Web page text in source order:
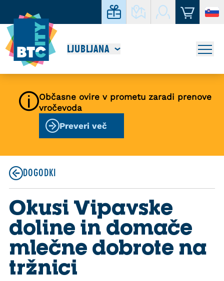
LJUBLJANA
Občasne ovire v prometu zaradi prenove
vročevoda
Preveri več
DOGODKI
Okusi Vipavske
doline in domače
mlečne dobrote na
tržnici